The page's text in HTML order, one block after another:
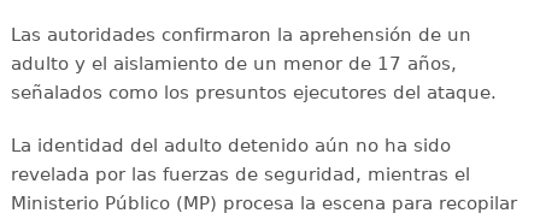
Las autoridades confirmaron la aprehensión de un
adulto y el aislamiento de un menor de 17 años,
señalados como los presuntos ejecutores del ataque.
La identidad del adulto detenido aún no ha sido
revelada por las fuerzas de seguridad, mientras el
Ministerio Público (MP) procesa la escena para recopilar